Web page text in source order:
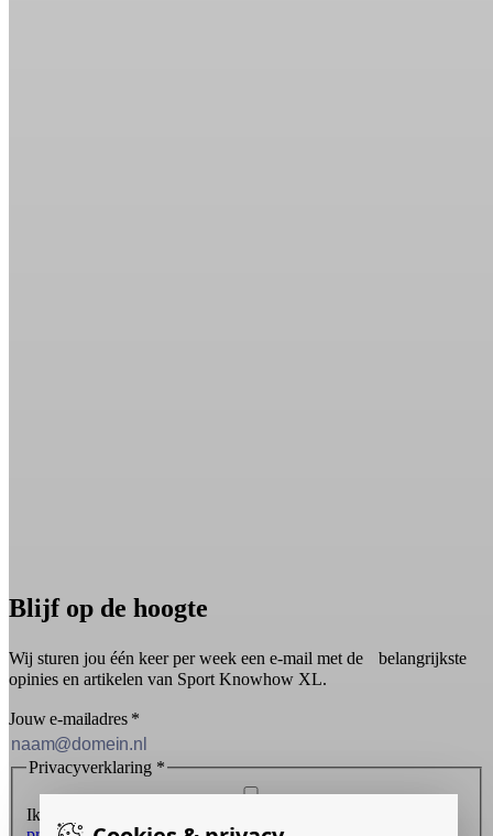
Blijf op de hoogte
Wij sturen jou één keer per week een e-mail met de belangrijkste
opinies en artikelen van Sport Knowhow XL.
Jouw e-mailadres *
Privacyverklaring *
Ik ontvang graag de nieuwsbrief en ga akkoord met de